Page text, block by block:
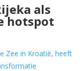
als
hotspot
Zee in Kroatië, heeft